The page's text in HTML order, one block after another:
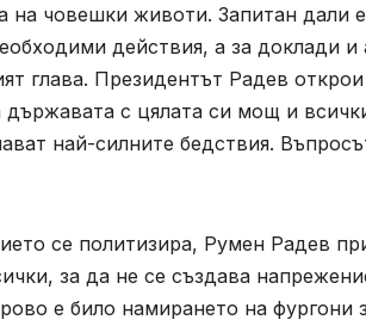
на човешки животи. Запитан дали
действия, а за доклади
глава. Президентът Радев
с цялата си мощ и
най-силните бедствия.
се политизира, Румен Радев
за да не се създава
е било намирането на фургони